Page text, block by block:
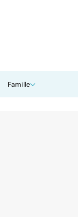
Famille